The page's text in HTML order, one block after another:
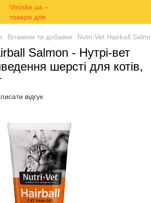
Вітаміни та добавки Nutri-Vet Hairball
Salmon - Нутрі-вет
шерсті для котів,
відгук